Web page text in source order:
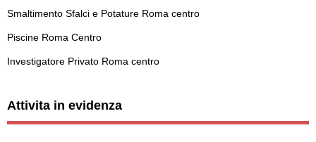
Smaltimento Sfalci e Potature Roma centro
Piscine Roma Centro
Investigatore Privato Roma centro
Attivita in evidenza